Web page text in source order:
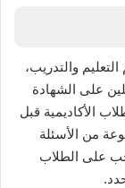
والتدريب،
على الشهادة
الأكاديمية قبل
من الأسئلة
على الطلاب